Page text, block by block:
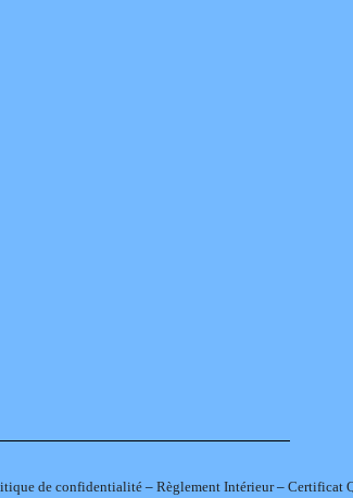
de confidentialité– Règlement Intérieur– Certificat